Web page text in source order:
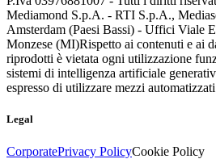
Mediamond S.p.A. - RTI S.p.A.,
Amsterdam (Paesi Bassi) - Uffici Viale
Monzese (MI)Rispetto ai contenuti e ai
riprodotti è vietata ogni utilizzazione
sistemi di intelligenza artificiale
espresso di utilizzare mezzi
Legal
CorporatePrivacy PolicyCookie Policy